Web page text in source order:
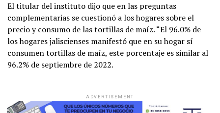
El titular del instituto dijo que en las preguntas
complementarias se cuestionó a los hogares sobre el
precio y consumo de las tortillas de maíz. “El 96.0% de
los hogares jaliscienses manifestó que en su hogar sí
consumen tortillas de maíz, este porcentaje es similar al
96.2% de septiembre de 2022.
ADVERTISEMENT